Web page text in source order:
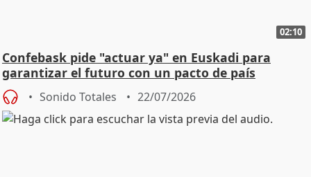
02:10
Confebask pide "actuar ya" en Euskadi para
garantizar el futuro con un pacto de país
Sonido Totales 22/07/2026